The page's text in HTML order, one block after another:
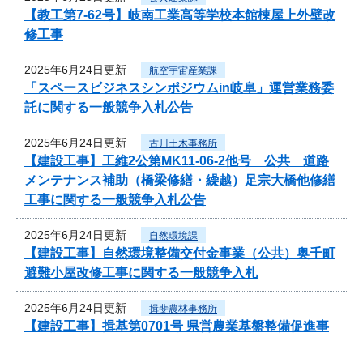
【教工第7-62号】岐南工業高等学校本館棟屋上外壁改
修工事
2025年6月24日更新 航空宇宙産業課
「スペースビジネスシンポジウムin岐阜」運営業務委
託に関する一般競争入札公告
2025年6月24日更新 古川土木事務所
【建設工事】工維2公第MK11-06-2他号 公共 道路
メンテナンス補助（橋梁修繕・繰越）足宗大橋他修繕
工事に関する一般競争入札公告
2025年6月24日更新 自然環境課
【建設工事】自然環境整備交付金事業（公共）奥千町
避難小屋改修工事に関する一般競争入札
2025年6月24日更新 揖斐農林事務所
【建設工事】揖基第0701号 県営農業基盤整備促進事